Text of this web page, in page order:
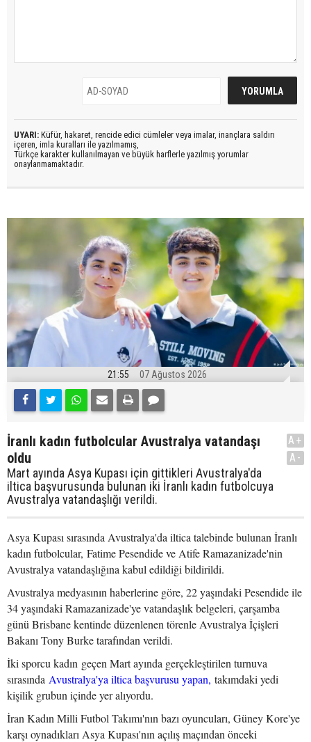
UYARI: Küfür, hakaret, rencide edici cümleler veya imalar, inançlara saldırı
içeren, imla kuralları ile yazılmamış,
Türkçe karakter kullanılmayan ve büyük harflerle yazılmış yorumlar
onaylanmamaktadır.
21:55 07 Ağustos 2026
İranlı kadın futbolcular Avustralya vatandaşı
oldu
Mart ayında Asya Kupası için gittikleri Avustralya'da
iltica başvurusunda bulunan iki İranlı kadın futbolcuya
Avustralya vatandaşlığı verildi.
A+
A-
Asya Kupası sırasında Avustralya'da iltica talebinde bulunan İranlı
kadın futbolcular, Fatime Pesendide ve Atife Ramazanizade'nin
Avustralya vatandaşlığına kabul edildiği bildirildi.
Avustralya medyasının haberlerine göre, 22 yaşındaki Pesendide ile
34 yaşındaki Ramazanizade'ye vatandaşlık belgeleri, çarşamba
günü Brisbane kentinde düzenlenen törenle Avustralya İçişleri
Bakanı Tony Burke tarafından verildi.
İki sporcu kadın geçen Mart ayında gerçekleştirilen turnuva
sırasında Avustralya'ya iltica başvurusu yapan, takımdaki yedi
kişilik grubun içinde yer alıyordu.
İran Kadın Milli Futbol Takımı'nın bazı oyuncuları, Güney Kore'ye
karşı oynadıkları Asya Kupası'nın açılış maçından önceki